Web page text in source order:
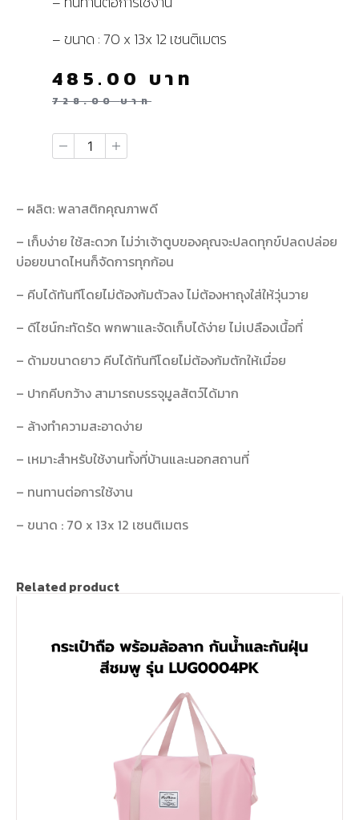
– ขนาด : 70 x 13x 12 เซนติเมตร
728.00บาท
485.00 บาท
– ผลิต: พลาสติกคุณภาพดี
– เก็บง่าย ใช้สะดวก ไม่ว่าเจ้าตูบของคุณจะปลดทุกข์ปลดปล่อย
บ่อยขนาดไหนก็จัดการทุกก้อน
– คีบได้ทันทีโดยไม่ต้องก้มตัวลง ไม่ต้องหาถุงใส่ให้วุ่นวาย
– ดีไซน์กะทัดรัด พกพาและจัดเก็บได้ง่าย ไม่เปลืองเนื้อที่
– ด้ามขนาดยาว คีบได้ทันทีโดยไม่ต้องก้มตักให้เมื่อย
– ปากคีบกว้าง สามารถบรรจุมูลสัตว์ได้มาก
– ล้างทำความสะอาดง่าย
– เหมาะสำหรับใช้งานทั้งที่บ้านและนอกสถานที่
– ทนทานต่อการใช้งาน
– ขนาด : 70 x 13x 12 เซนติเมตร
Related product